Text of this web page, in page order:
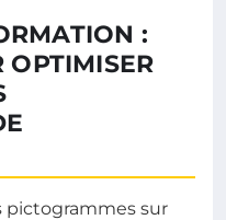
:
OPTIMISER
pictogrammes sur